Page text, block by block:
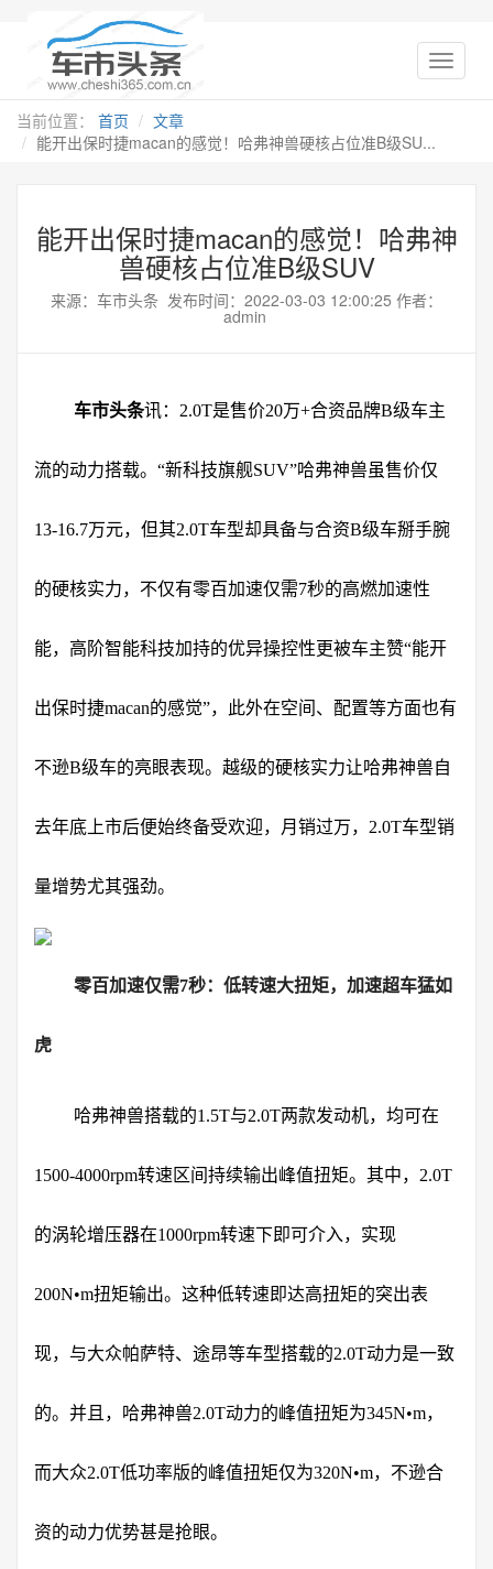
当前位置： 首页
文章
能开出保时捷macan的感觉！哈弗神兽硬核占位准B级SU...
能开出保时捷macan的感觉！哈弗神
兽硬核占位准B级SUV
来源：车市头条 发布时间：2022-03-03 12:00:25 作者：
admin
车市头条讯：2.0T是售价20万+合资品牌B级车主
流的动力搭载。“新科技旗舰SUV”哈弗神兽虽售价仅
13-16.7万元，但其2.0T车型却具备与合资B级车掰手腕
的硬核实力，不仅有零百加速仅需7秒的高燃加速性
能，高阶智能科技加持的优异操控性更被车主赞“能开
出保时捷macan的感觉”，此外在空间、配置等方面也有
不逊B级车的亮眼表现。越级的硬核实力让哈弗神兽自
去年底上市后便始终备受欢迎，月销过万，2.0T车型销
量增势尤其强劲。
零百加速仅需7秒：低转速大扭矩，加速超车猛如
虎
哈弗神兽搭载的1.5T与2.0T两款发动机，均可在
1500-4000rpm转速区间持续输出峰值扭矩。其中，2.0T
的涡轮增压器在1000rpm转速下即可介入，实现
200N•m扭矩输出。这种低转速即达高扭矩的突出表
现，与大众帕萨特、途昂等车型搭载的2.0T动力是一致
的。并且，哈弗神兽2.0T动力的峰值扭矩为345N•m，
而大众2.0T低功率版的峰值扭矩仅为320N•m，不逊合
资的动力优势甚是抢眼。